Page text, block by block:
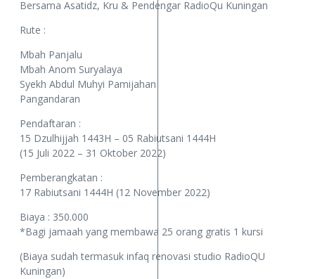
Bersama Asatidz, Kru & Pendengar RadioQu Kuningan
Rute :
Mbah Panjalu
Mbah Anom Suryalaya
Syekh Abdul Muhyi Pamijahan
Pangandaran
Pendaftaran :
15 Dzulhijjah 1443H – 05 Rabiutsani 1444H
(15 Juli 2022 – 31 Oktober 2022)
Pemberangkatan :
17 Rabiutsani 1444H (12 November 2022)
Biaya : 350.000
*Bagi jamaah yang membawa 25 orang gratis 1 kursi
(Biaya sudah termasuk infaq renovasi studio RadioQU
Kuningan)